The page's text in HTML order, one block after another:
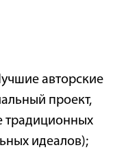
авторские
проект,
традиционных
идеалов);